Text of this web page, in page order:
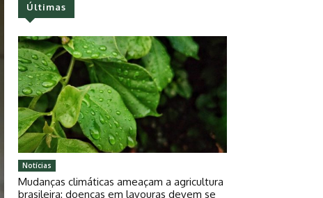
Últimas
Notícias
Mudanças climáticas ameaçam a agricultura
brasileira: doenças em lavouras devem se